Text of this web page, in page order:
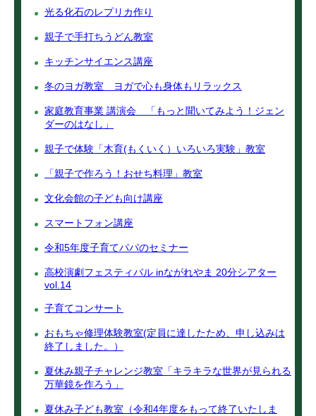
光る化石のレプリカ作り
親子で手打ちうどん教室
キッチンサイエンス講座
冬のヨガ教室 ヨガで心も身体もリラックス
家庭教育事業 講演会 「もっと聞いてみよう！ジェン
ダーのはなし」
親子で体験「木育(もくいく）いろいろ実験」教室
「親子で作ろう！おせち料理」教室
文化会館の子ども向け講座
スマートフォン講座
令和5年度子育てパパのセミナー
高校演劇フェスティバル inながれやま 20分シアター
vol.14
子育てコンサート
おもちゃ修理体験教室(定員に達したため、申し込みは
終了しました。）
夏休み親子チャレンジ教室「キラキラな世界が見られる
万華鏡を作ろう」
夏休み子ども教室（令和4年度をもって終了いたしま